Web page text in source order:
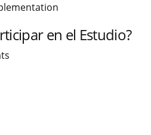
en el Estudio?